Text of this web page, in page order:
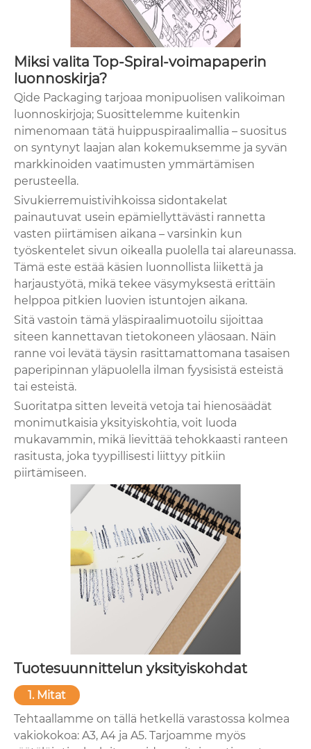
Miksi valita Top-Spiral-voimapaperin
luonnoskirja?
Qide Packaging tarjoaa monipuolisen valikoiman
luonnoskirjoja; Suosittelemme kuitenkin
nimenomaan tätä huippuspiraalimallia – suositus
on syntynyt laajan alan kokemuksemme ja syvän
markkinoiden vaatimusten ymmärtämisen
perusteella.
Sivukierremuistivihkoissa sidontakelat
painautuvat usein epämiellyttävästi rannetta
vasten piirtämisen aikana – varsinkin kun
työskentelet sivun oikealla puolella tai alareunassa.
Tämä este estää käsien luonnollista liikettä ja
harjaustyötä, mikä tekee väsymyksestä erittäin
helppoa pitkien luovien istuntojen aikana.
Sitä vastoin tämä yläspiraalimuotoilu sijoittaa
siteen kannettavan tietokoneen yläosaan. Näin
ranne voi levätä täysin rasittamattomana tasaisen
paperipinnan yläpuolella ilman fyysisistä esteistä
tai esteistä.
Suoritatpa sitten leveitä vetoja tai hienosäädät
monimutkaisia ​​yksityiskohtia, voit luoda
mukavammin, mikä lievittää tehokkaasti ranteen
rasitusta, joka tyypillisesti liittyy pitkiin
piirtämiseen.
Tuotesuunnittelun yksityiskohdat
1. Mitat
Tehtaallamme on tällä hetkellä varastossa kolmea
vakiokokoa: A3, A4 ja A5. Tarjoamme myös